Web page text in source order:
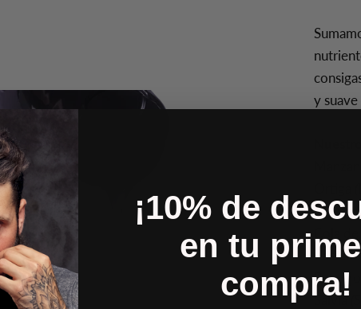
y suave
Melisa
Romero
Salvia
¡10% de
en tu
compra!